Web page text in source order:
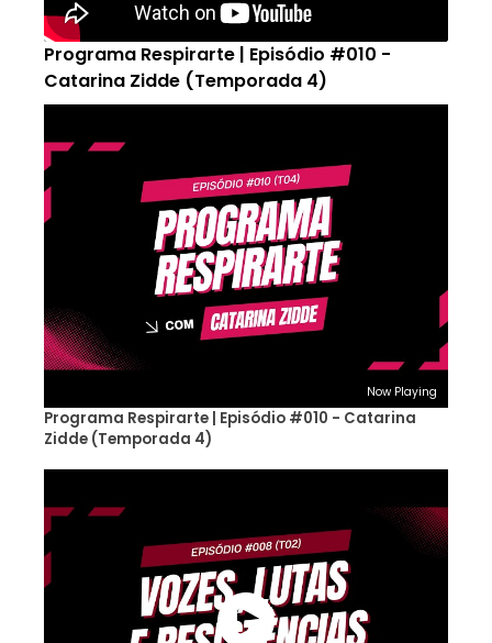
Programa Respirarte | Episódio #010 -
Catarina Zidde (Temporada 4)
Now Playing
Programa Respirarte | Episódio #010 - Catarina
Zidde (Temporada 4)